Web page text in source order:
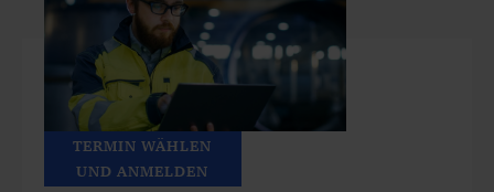
TERMIN WÄHLEN
UND ANMELDEN